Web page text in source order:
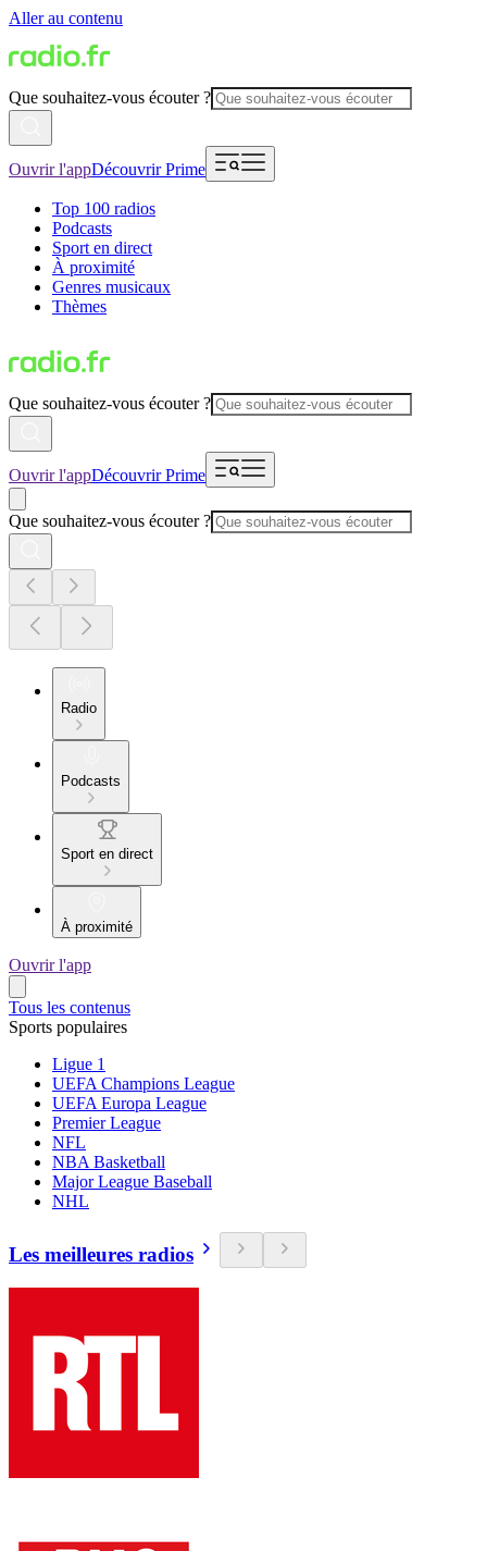
Aller au contenu
Que souhaitez-vous écouter ?
Ouvrir l'appDécouvrir Prime
Top 100 radios
Podcasts
Sport en direct
À proximité
Genres musicaux
Thèmes
Que souhaitez-vous écouter ?
Ouvrir l'appDécouvrir Prime
Que souhaitez-vous écouter ?
Radio
Podcasts
Sport en direct
À proximité
Ouvrir l'app
Tous les contenus
Sports populaires
Ligue 1
UEFA Champions League
UEFA Europa League
Premier League
NFL
NBA Basketball
Major League Baseball
NHL
Les meilleures radios